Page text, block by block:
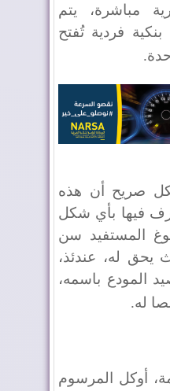
مباشرة، يتم
فردية تُفتح
.
صريح أن هذه
فيها بأي شكل
المستفيد سن
يحق له، عندئذ،
المودع باسمه،
له.
أوكل المرسوم